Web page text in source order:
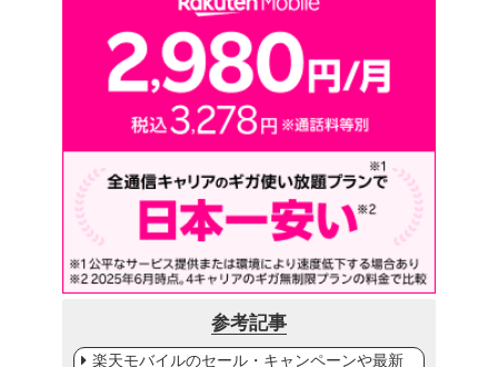
参考記事
楽天モバイルのセール・キャンペーンや最新